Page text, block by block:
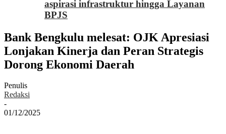
aspirasi infrastruktur hingga Layanan
BPJS
Bank Bengkulu melesat: OJK Apresiasi
Lonjakan Kinerja dan Peran Strategis
Dorong Ekonomi Daerah
Penulis
Redaksi
-
01/12/2025